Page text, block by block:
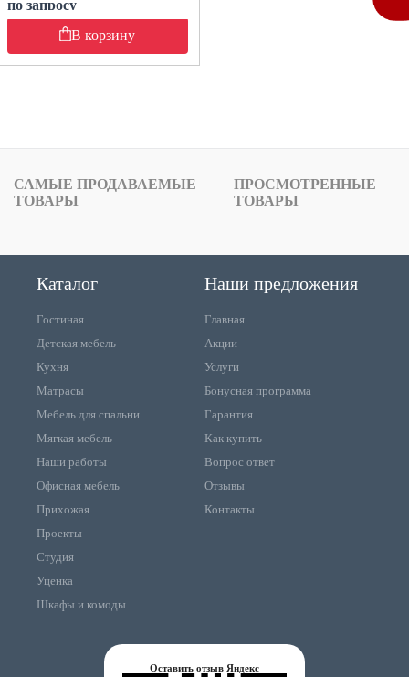
по запросу
В корзину
САМЫЕ ПРОДАВАЕМЫЕ
ТОВАРЫ
ПРОСМОТРЕННЫЕ
ТОВАРЫ
Каталог
Гостиная
Детская мебель
Кухня
Матрасы
Мебель для спальни
Мягкая мебель
Наши работы
Офисная мебель
Прихожая
Проекты
Студия
Уценка
Шкафы и комоды
Наши предложения
Главная
Акции
Услуги
Бонусная программа
Гарантия
Как купить
Вопрос ответ
Отзывы
Контакты
Оставить отзыв Яндекс